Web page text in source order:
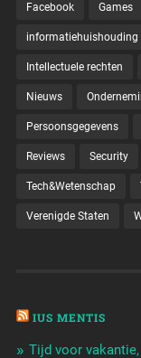
Facebook Games
informatiehuishouding
Intellectuele rechten
Nieuws
Persoonsgegevens
Reviews Security
Tech&Wetenschap
Verenigde Staten
IUS MENTIS
Tijd voor